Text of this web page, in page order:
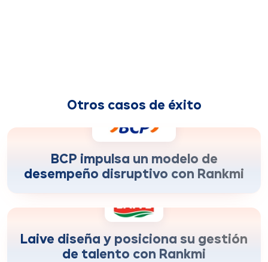
Otros casos de éxito
-68%BCP impulsa un modelo de
desempeño disruptivo con Rankmi
+170%de desarrollo
Laive diseña y posiciona su gestión
de talento con Rankmi